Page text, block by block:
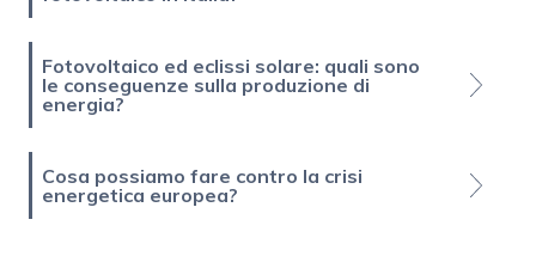
Fotovoltaico ed eclissi solare: quali sono
le conseguenze sulla produzione di
energia?
Cosa possiamo fare contro la crisi
energetica europea?